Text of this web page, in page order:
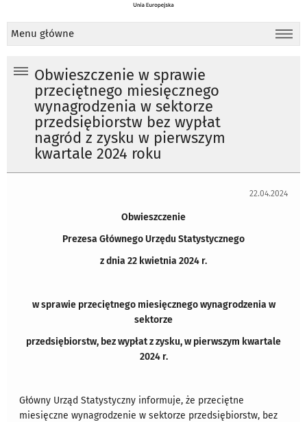
Menu główne
Obwieszczenie w sprawie
przeciętnego miesięcznego
wynagrodzenia w sektorze
przedsiębiorstw bez wypłat
nagród z zysku w pierwszym
kwartale 2024 roku
22.04.2024
Obwieszczenie
Prezesa Głównego Urzędu Statystycznego
z dnia 22 kwietnia 2024 r.
w sprawie przeciętnego miesięcznego wynagrodzenia w
sektorze
przedsiębiorstw, bez wypłat z zysku, w pierwszym kwartale
2024 r.
Główny Urząd Statystyczny informuje, że przeciętne
miesięczne wynagrodzenie w sektorze przedsiębiorstw, bez